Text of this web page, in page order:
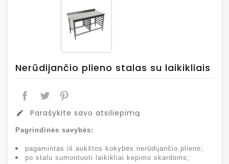
Nerūdijančio plieno stalas su laikikliais
edit Parašykite savo atsiliepimą
Pagrindinės savybės:
pagamintas iš aukštos kokybės nerūdijančio plieno;
po stalu sumontuoti laikikliai kepimo skardoms;